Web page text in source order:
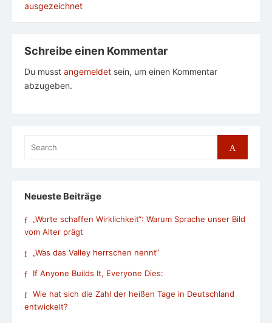
ausgezeichnet
Schreibe einen Kommentar
Du musst angemeldet sein, um einen Kommentar
abzugeben.
for:
Search
Neueste Beiträge
„Worte schaffen Wirklichkeit“: Warum Sprache unser Bild
vom Alter prägt
„Was das Valley herrschen nennt“
If Anyone Builds It, Everyone Dies:
Wie hat sich die Zahl der heißen Tage in Deutschland
entwickelt?